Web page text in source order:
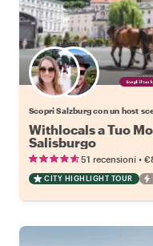
Scegli il tuo
Scopri Salzburg con un host
Withlocals a Tuo
Salisburgo
51 recensioni •
CITY HIGHLIGHT TOUR